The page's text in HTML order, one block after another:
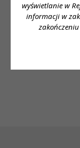
wyświetlanie w
informacji w
30 lip 2026
[04.08.2026]